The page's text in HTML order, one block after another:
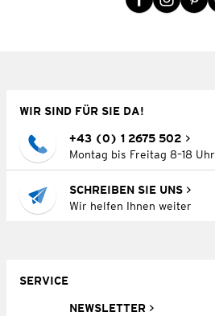
WIR SIND FÜR SIE DA!
+43 (0) 1 2675 502
Montag bis Freitag 8–18 Uhr
SCHREIBEN SIE UNS
Wir helfen Ihnen weiter
SERVICE
NEWSLETTER